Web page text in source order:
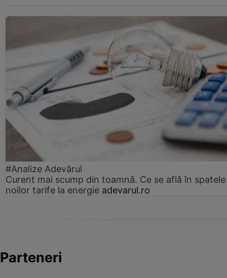
#Analize Adevărul
Curent mai scump din toamnă. Ce se află în spatele
noilor tarife la energie adevarul.ro
Parteneri